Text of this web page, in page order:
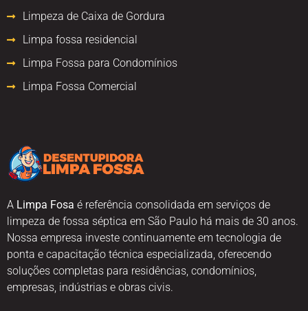
A Limpa Fosa é referência consolidada em serviços de
limpeza de fossa séptica em São Paulo há mais de 30 anos.
Nossa empresa investe continuamente em tecnologia de
ponta e capacitação técnica especializada, oferecendo
soluções completas para residências, condomínios,
empresas, indústrias e obras civis.
Limpeza de Caixa de Gordura
Limpa fossa residencial
Limpa Fossa para Condomínios
Limpa Fossa Comercial